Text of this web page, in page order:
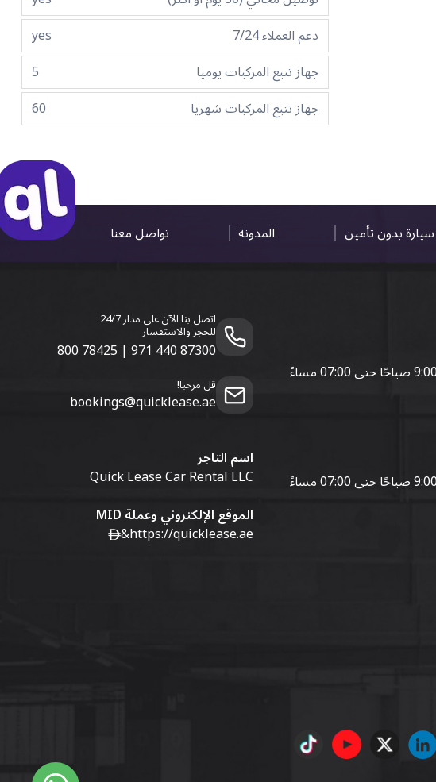
دعم العملاء 7/24
yes
جهاز تتبع المركبات يوميا
5
جهاز تتبع المركبات شهريا
60
سيارة بدون تأمين المدونة تواصل معنا
اتصل بنا الآن على مدار 24/7
للحجز والاستفسار
800 78425 | 971 440 87300
قل مرحبا!
bookings@quicklease.ae
اسم التاجر
Quick Lease Car Rental LLC
الموقع الإلكتروني وعملة MID
https://quicklease.ae
&